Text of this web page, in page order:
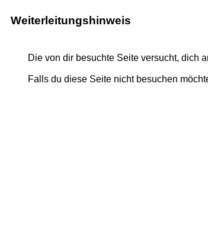
Weiterleitungshinweis
Die von dir besuchte Seite versucht, dich
Falls du diese Seite nicht besuchen